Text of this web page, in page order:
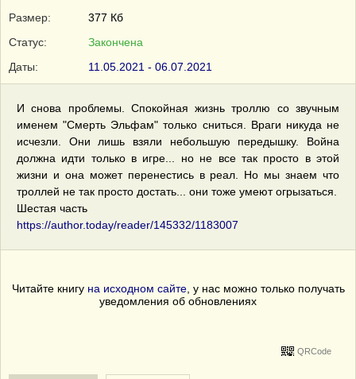
Размер:
377 Кб
Статус:
Закончена
Даты:
11.05.2021 - 06.07.2021
И снова проблемы. Спокойная жизнь троллю со звучным
именем "Смерть Эльфам" только сниться. Враги никуда не
исчезли. Они лишь взяли небольшую передышку. Война
должна идти только в игре... но не все так просто в этой
жизни и она может перенестись в реал. Но мы знаем что
троллей не так просто достать... они тоже умеют огрызаться.
Шестая часть
https://author.today/reader/145332/1183007
Читайте книгу на исходном сайте, у нас можно только получать
уведомления об обновлениях
QRCode